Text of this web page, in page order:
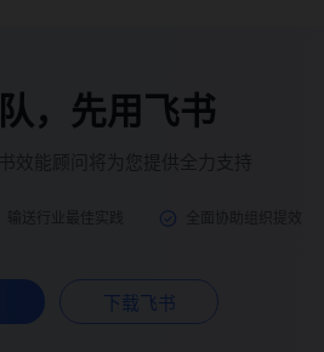
，先用飞书
下载飞书